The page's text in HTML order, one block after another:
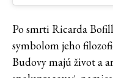
Po smrti Ricarda
symbolom jeho
Budovy majú život a